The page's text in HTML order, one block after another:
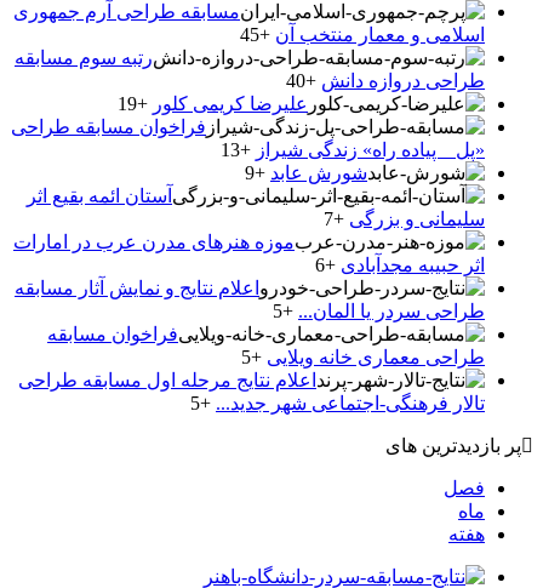
مسابقه طراحی آرم جمهوری
اسلامی و معمار منتخب آن +45
رتبه سوم مسابقه
طراحی دروازه دانش +40
علیرضا کریمی کلور +19
فراخوان مسابقه طراحی
«پل _ پیاده راه» زندگی شیراز +13
شورش عابد +9
آستان ائمه بقیع اثر
سلیمانی و بزرگی +7
موزه هنرهای مدرن عرب در امارات
اثر حبیبه مجدآبادی +6
اعلام نتایج و نمایش آثار مسابقه
طراحی سردر یا المان... +5
فراخوان مسابقه
طراحی معماری خانه ویلایی +5
اعلام نتایج مرحله اول مسابقه طراحی
تالار فرهنگی-اجتماعی شهر جدید... +5
پر بازدیدترین های
فصل
ماه
هفته